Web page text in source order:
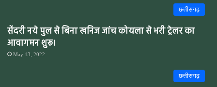
छत्तीसगढ़
सेंदरी नये पुल से बिना खनिज जांच कोयला से भरी ट्रेलर का
आवागमन शुरू।
May 13, 2022
छत्तीसगढ़